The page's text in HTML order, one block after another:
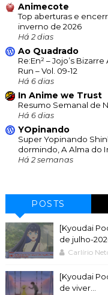
Animecote
Top aberturas e
inverno de 2026
Há 2 dias
Ao Quadrado
Re:En² – Jojo’s
Run – Vol. 09-12
Há 6 dias
In Anime we Trust
Resumo Semanal de
Há 6 dias
YOpinando
Super Yopinando
dormindo, A Alma do
Há 2 semanas
POSTS
[Kyoudai
de julho-
Carlírio
[Kyoudai
de viver...